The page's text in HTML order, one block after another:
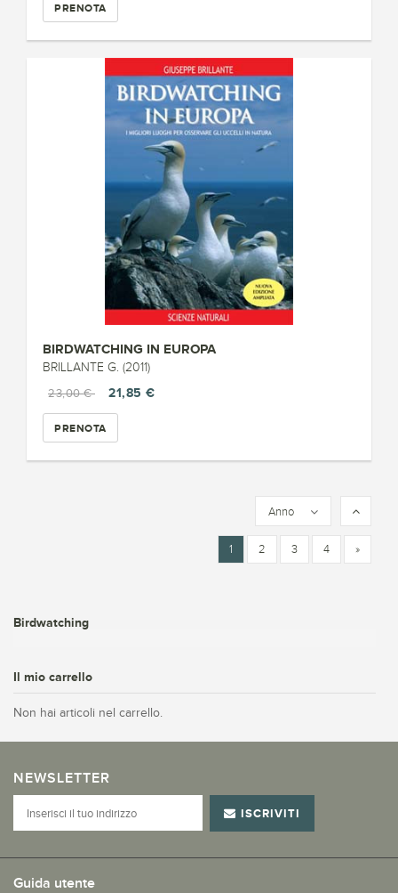
PRENOTA
BIRDWATCHING IN EUROPA
BRILLANTE G. (2011)
23,00 €
21,85 €
PRENOTA
Anno
1 2 3 4 »
Birdwatching
Il mio carrello
Non hai articoli nel carrello.
NEWSLETTER
ISCRIVITI
Guida utente